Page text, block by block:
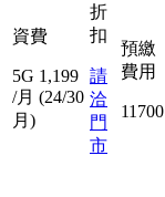
資費
5G 1,199
/月 (24/30
月)
折
扣
請
洽
門
市
預繳
費用
11700